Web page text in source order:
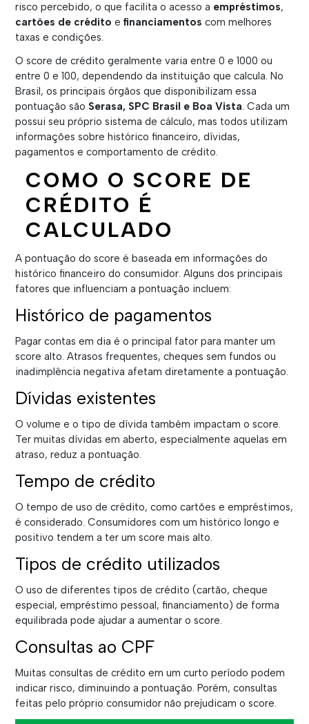
risco percebido, o que facilita o acesso a empréstimos,
cartões de crédito e financiamentos com melhores
taxas e condições.
O score de crédito geralmente varia entre 0 e 1000 ou
entre 0 e 100, dependendo da instituição que calcula. No
Brasil, os principais órgãos que disponibilizam essa
pontuação são Serasa, SPC Brasil e Boa Vista. Cada um
possui seu próprio sistema de cálculo, mas todos utilizam
informações sobre histórico financeiro, dívidas,
pagamentos e comportamento de crédito.
COMO O SCORE DE
CRÉDITO É
CALCULADO
A pontuação do score é baseada em informações do
histórico financeiro do consumidor. Alguns dos principais
fatores que influenciam a pontuação incluem:
Histórico de pagamentos
Pagar contas em dia é o principal fator para manter um
score alto. Atrasos frequentes, cheques sem fundos ou
inadimplência negativa afetam diretamente a pontuação.
Dívidas existentes
O volume e o tipo de dívida também impactam o score.
Ter muitas dívidas em aberto, especialmente aquelas em
atraso, reduz a pontuação.
Tempo de crédito
O tempo de uso de crédito, como cartões e empréstimos,
é considerado. Consumidores com um histórico longo e
positivo tendem a ter um score mais alto.
Tipos de crédito utilizados
O uso de diferentes tipos de crédito (cartão, cheque
especial, empréstimo pessoal, financiamento) de forma
equilibrada pode ajudar a aumentar o score.
Consultas ao CPF
Muitas consultas de crédito em um curto período podem
indicar risco, diminuindo a pontuação. Porém, consultas
feitas pelo próprio consumidor não prejudicam o score.